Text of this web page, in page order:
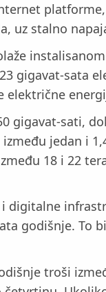
uz stalno
sata
gigavat-sati,
jedan i
18 i 22
digitalne
godišnje. To
troši